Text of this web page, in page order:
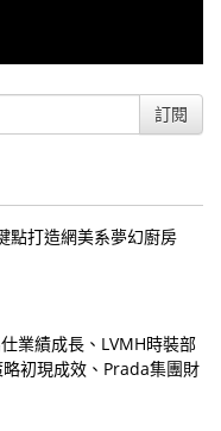
訂閱
點打造網美系夢幻廚房
業績成長、LVMH時裝部
初現成效、Prada集團財